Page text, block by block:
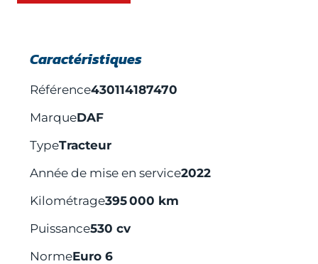
Caractéristiques
Référence430114187470
MarqueDAF
TypeTracteur
Année de mise en service2022
Kilométrage395 000 km
Puissance530 cv
NormeEuro 6